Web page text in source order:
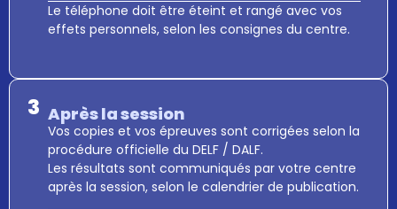
Le téléphone doit être éteint et rangé avec vos
effets personnels, selon les consignes du centre.
3 Après la session
Vos copies et vos épreuves sont corrigées selon la
procédure officielle du DELF / DALF.
Les résultats sont communiqués par votre centre
après la session, selon le calendrier de publication.